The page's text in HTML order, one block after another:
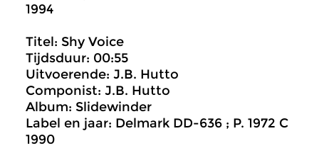
1994
Titel: Shy Voice
Tijdsduur: 00:55
Uitvoerende: J.B. Hutto
Componist: J.B. Hutto
Album: Slidewinder
Label en jaar: Delmark DD-636 ; P. 1972 C
1990